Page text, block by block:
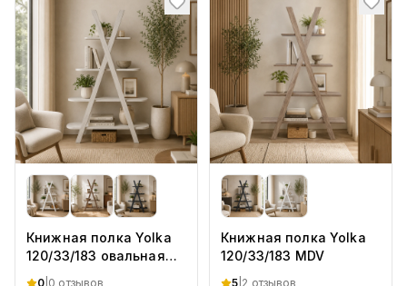
Книжная полка Yolka
120/33/183 овальная
0 0 отзывов
Книжная полка Yolka
120/33/183 MDV
5 2 отзывов